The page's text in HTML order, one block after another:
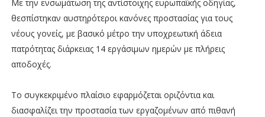
Με την ενσωμάτωση της αντίστοιχης ευρωπαϊκής οδηγίας,
θεσπίστηκαν αυστηρότεροι κανόνες προστασίας για τους
νέους γονείς, με βασικό μέτρο την υποχρεωτική άδεια
πατρότητας διάρκειας 14 εργάσιμων ημερών με πλήρεις
αποδοχές.
Το συγκεκριμένο πλαίσιο εφαρμόζεται οριζόντια και
διασφαλίζει την προστασία των εργαζομένων από πιθανή